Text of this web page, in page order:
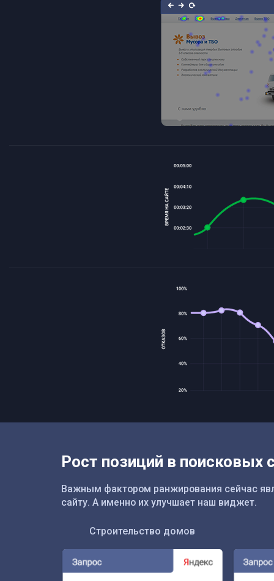
Рост позиций в поисковых
Важным фактором ранжирования сейчас
сайту. А именно их улучшает наш виджет.
Строительство домов